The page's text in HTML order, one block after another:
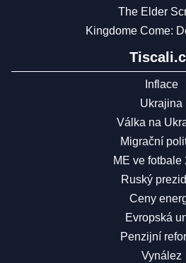
The Elder
Kingdome Come:
Inflace
Ukrajina
Válka na
Migrační
ME ve fotbale
Ruský
Ceny
Evropská
Penzijní
Vynález